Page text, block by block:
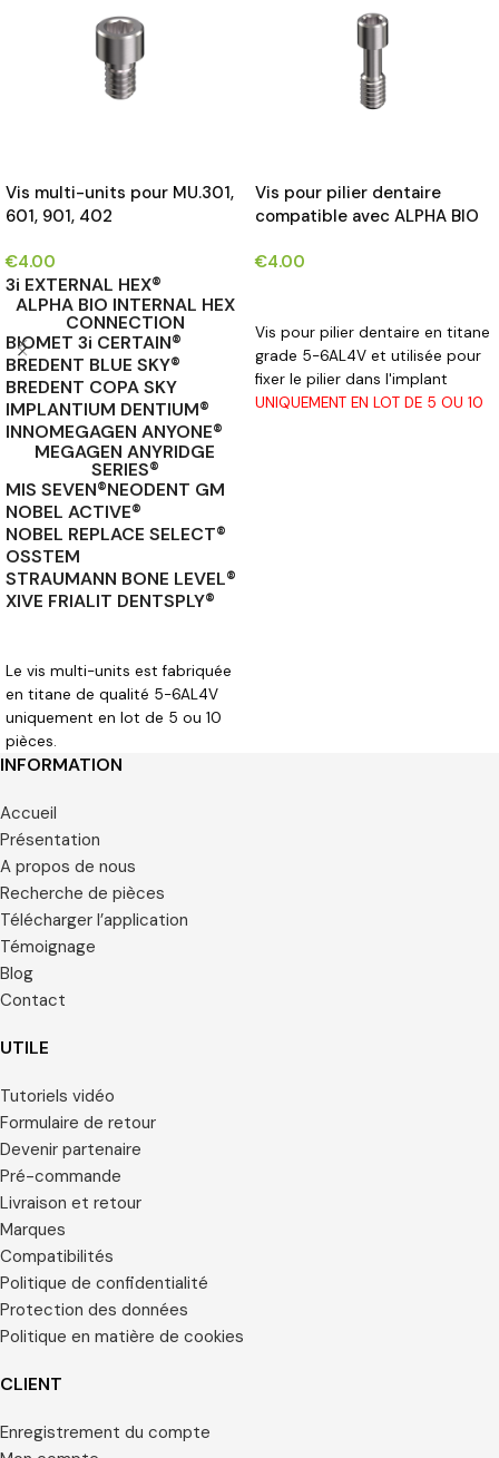
Vis multi-units pour MU.301,
601, 901, 402
€4.00
3i EXTERNAL HEX®
ALPHA BIO INTERNAL HEX
CONNECTION
BIOMET 3i CERTAIN®
BREDENT BLUE SKY®
BREDENT COPA SKY
IMPLANTIUM DENTIUM®
INNOMEGAGEN ANYONE®
MEGAGEN ANYRIDGE
SERIES®
MIS SEVEN®NEODENT GM
NOBEL ACTIVE®
NOBEL REPLACE SELECT®
OSSTEM
STRAUMANN BONE LEVEL®
XIVE FRIALIT DENTSPLY®
Le vis multi-units est fabriquée
en titane de qualité 5-6AL4V
uniquement en lot de 5 ou 10
pièces.
Vis pour pilier dentaire
compatible avec ALPHA BIO
IMPLANTS®
€4.00
Vis pour pilier dentaire en titane
grade 5-6AL4V et utilisée pour
fixer le pilier dans l'implant
UNIQUEMENT EN LOT DE 5 OU 10
INFORMATION
Accueil
Présentation
A propos de nous
Recherche de pièces
Télécharger l’application
Témoignage
Blog
Contact
UTILE
Tutoriels vidéo
Formulaire de retour
Devenir partenaire
Pré-commande
Livraison et retour
Marques
Compatibilités
Politique de confidentialité
Protection des données
Politique en matière de cookies
CLIENT
Enregistrement du compte